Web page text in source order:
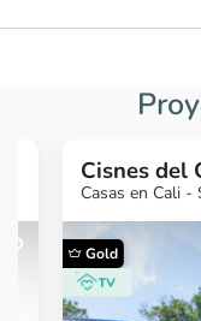
Cisnes del
Casas en Cali -
Gold